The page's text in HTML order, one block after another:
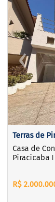
‹Previous
Terras de
Casa de
Piracicaba I
R$